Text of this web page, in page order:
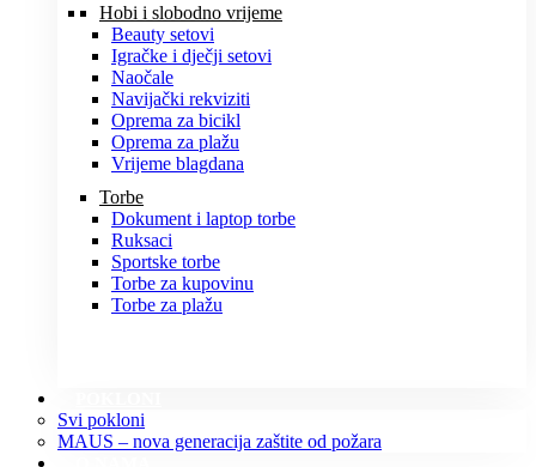
Hobi i slobodno vrijeme
Beauty setovi
Igračke i dječji setovi
Naočale
Navijački rekviziti
Oprema za bicikl
Oprema za plažu
Vrijeme blagdana
Torbe
Dokument i laptop torbe
Ruksaci
Sportske torbe
Torbe za kupovinu
Torbe za plažu
Svi pokloni
MAUS – nova generacija zaštite od požara